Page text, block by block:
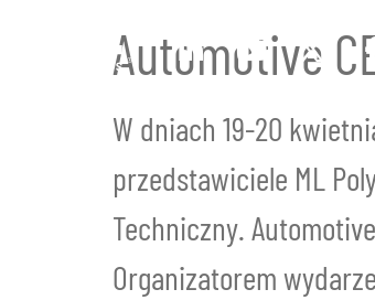
Automotive
W dniach 19-20
przedstawiciele ML
Techniczny.
Organizatorem